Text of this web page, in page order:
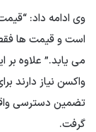
وی ادامه داد:
است و قیمت ها فقط
می یابد.” علاوه بر
واکسن نیاز دارند
تضمین دسترسی
گرفت.